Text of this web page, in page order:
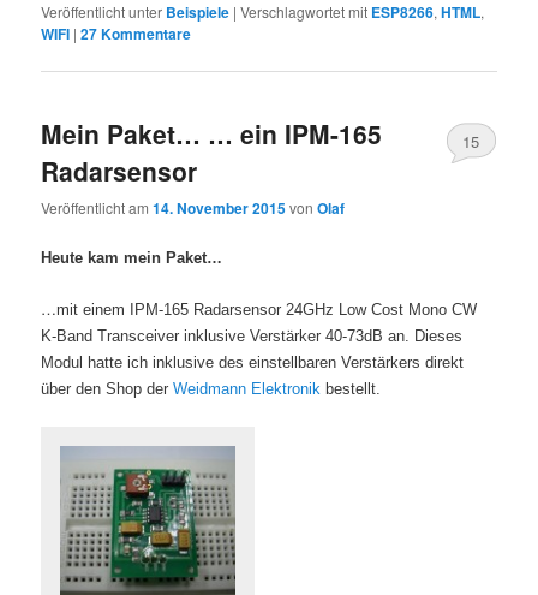
Veröffentlicht unter Beispiele |Verschlagwortet mit ESP8266,HTML,
WIFI |27Kommentare
Mein Paket… … ein IPM-165
Radarsensor
Veröffentlicht am14. November 2015vonOlaf
15
Heute kam mein Paket…
…mit einem IPM-165 Radarsensor 24GHz Low Cost Mono CW
K-Band Transceiver inklusive Verstärker 40-73dB an. Dieses
Modul hatte ich inklusive des einstellbaren Verstärkers direkt
über den Shop derWeidmann Elektronik bestellt.